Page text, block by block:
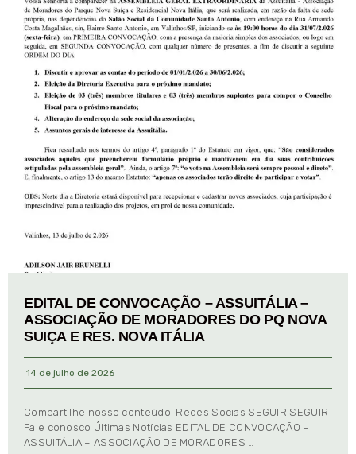
EDITAL DE CONVOCAÇÃO – ASSUITÁLIA –
ASSOCIAÇÃO DE MORADORES DO PQ NOVA
SUIÇA E RES. NOVA ITÁLIA
14 de julho de 2026
Compartilhe nosso conteúdo: Redes Socias SEGUIR SEGUIR
Fale conosco Últimas Notícias EDITAL DE CONVOCAÇÃO –
ASSUITÁLIA – ASSOCIAÇÃO DE MORADORES …